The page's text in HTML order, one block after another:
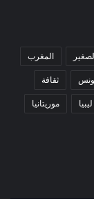
المغرب
ثقافة
ليبيا موريتانيا